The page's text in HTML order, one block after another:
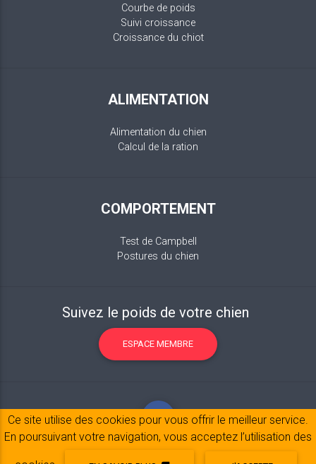
Courbe de poids
Suivi croissance
Croissance du chiot
ALIMENTATION
Alimentation du chien
Calcul de la ration
COMPORTEMENT
Test de Campbell
Postures du chien
Suivez le poids de votre chien
ESPACE MEMBRE
Ce site utilise des cookies pour vous offrir le meilleur service.
En poursuivant votre navigation, vous acceptez l’utilisation des